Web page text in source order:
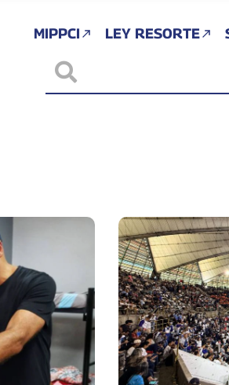
MIPPCI LEY RESORTE